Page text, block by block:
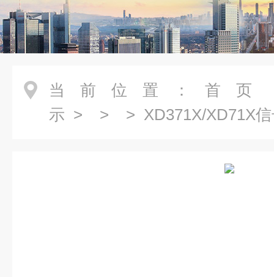
当前位置： 首页
示 > > > XD371X/XD71X信